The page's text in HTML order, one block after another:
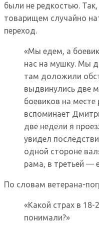
были не редкостью.
товарищем случайно
переход.
«Мы едем, а
нас на мушку. Мы
там доложили
выдвинулись две
боевиков на
вспоминает
две недели я
увидел
одной стороне
рама, в третьей —
По словам ветерана-
«Какой страх в
понимали?»